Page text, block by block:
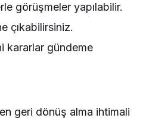
görüşmeler yapılabilir.
çıkabilirsiniz.
kararlar gündeme
geri dönüş alma ihtimali